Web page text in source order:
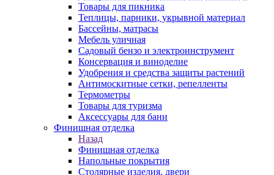
Товары для пикника
Теплицы, парники, укрывной материал
Бассейны, матрасы
Мебель уличная
Садовый бензо и электроинструмент
Консервация и виноделие
Удобрения и средства защиты растений
Антимоскитные сетки, репелленты
Термометры
Товары для туризма
Аксессуары для бани
Финишная отделка
Назад
Финишная отделка
Напольные покрытия
Столярные изделия, двери